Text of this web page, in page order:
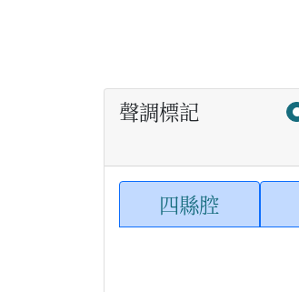
聲調標記
四縣腔